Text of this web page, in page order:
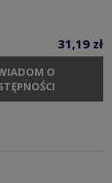
31,19 zł
O